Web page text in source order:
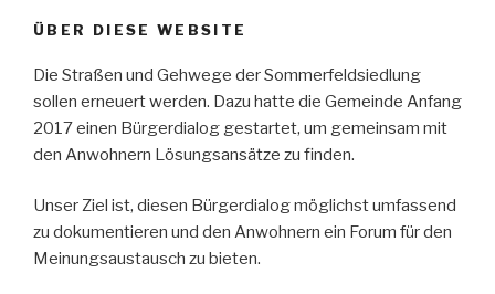
ÜBER DIESE WEBSITE
Die Straßen und Gehwege der Sommerfeldsiedlung
sollen erneuert werden. Dazu hatte die Gemeinde Anfang
2017 einen Bürgerdialog gestartet, um gemeinsam mit
den Anwohnern Lösungsansätze zu finden.
Unser Ziel ist, diesen Bürgerdialog möglichst umfassend
zu dokumentieren und den Anwohnern ein Forum für den
Meinungsaustausch zu bieten.